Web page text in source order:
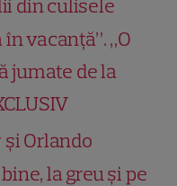
din culisele
vacanță”. „O
jumate de la
Orlando
la greu și pe